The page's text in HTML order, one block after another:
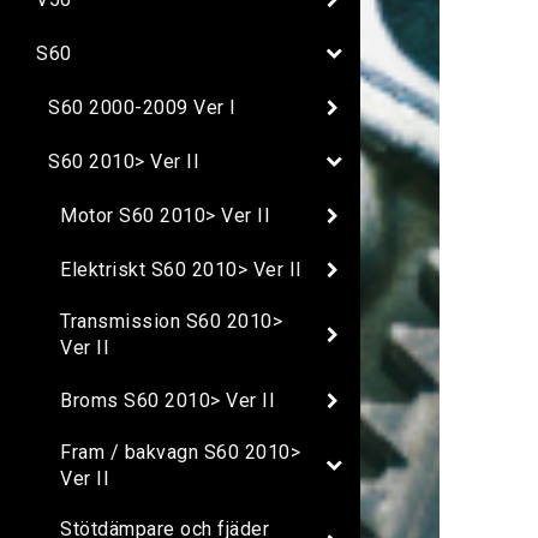
S60
S60 2000-2009 Ver I
S60 2010> Ver II
Motor S60 2010> Ver II
Elektriskt S60 2010> Ver II
Transmission S60 2010>
Ver II
Broms S60 2010> Ver II
Fram / bakvagn S60 2010>
Ver II
Stötdämpare och fjäder